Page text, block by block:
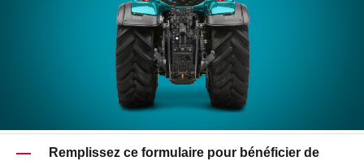
Remplissez ce formulaire pour bénéficier de